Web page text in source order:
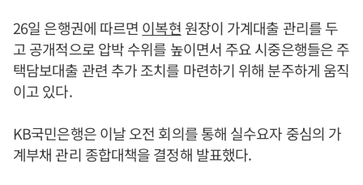
26일 은행권에 따르면 이복현 원장이 가계대출 관리를 두
고 공개적으로 압박 수위를 높이면서 주요 시중은행들은 주
택담보대출 관련 추가 조치를 마련하기 위해 분주하게 움직
이고 있다.
KB국민은행은 이날 오전 회의를 통해 실수요자 중심의 가
계부채 관리 종합대책을 결정해 발표했다.